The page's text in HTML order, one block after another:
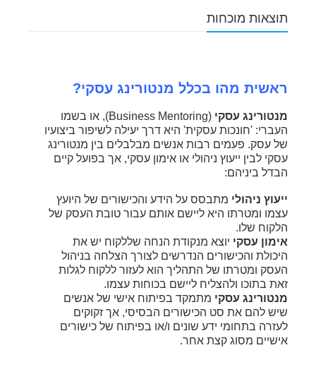
תוצאות מוכחות
ראשית מהו בכלל מנטורינג עסקי?
מנטורינג עסקי
(Business Mentoring), או בשמו
העברי: 'חונכות עסקית' היא דרך יעילה לשיפור ביצועיו
של עסק. פעמים רבות אנשים מבלבלים בין מנטורינג
עסקי לבין ייעוץ ניהולי או אימון עסקי, אך בפועל קיים
הבדל ביניהם:
ייעוץ ניהולי מתבסס על הידע והכישורים של היועץ
עצמו ומטרתו היא ליישם אותם עבור טובת העסק של
הלקוח שלו.
אימון עסקי יוצא מנקודת הנחה שללקוח יש את
היכולת והכישורים הנדרשים לצורך הצלחה בניהול
העסק ומטרתו של התהליך הוא לעזור ללקוח לגלות
זאת בתוכו ולהצליח ליישם בכוחות עצמו.
מנטורינג עסקי מתמקד בפיתוח אישי של אנשים
שיש להם את סט הכישורים הבסיסי, אך זקוקים
לעזרה בתחומי ידע שונים ו/או בפיתוח של כישורים
אישיים מסוג קצת אחר.